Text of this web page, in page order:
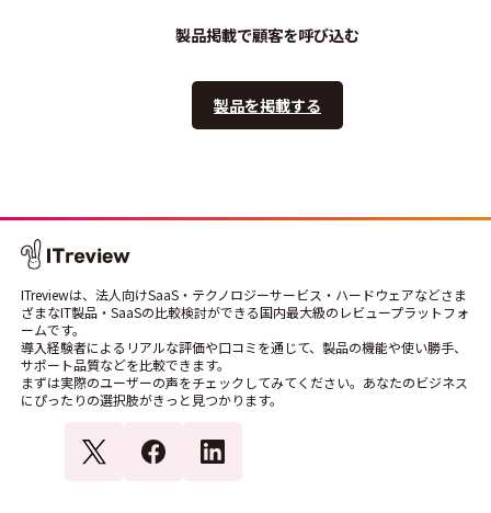
製品掲載で顧客を呼び込む
製品を掲載する
ITreviewは、法人向けSaaS・テクノロジーサービス・ハードウェアなどさま
ざまなIT製品・SaaSの比較検討ができる国内最大級のレビュープラットフォ
ームです。
導入経験者によるリアルな評価や口コミを通じて、製品の機能や使い勝手、
サポート品質などを比較できます。
まずは実際のユーザーの声をチェックしてみてください。あなたのビジネス
にぴったりの選択肢がきっと見つかります。